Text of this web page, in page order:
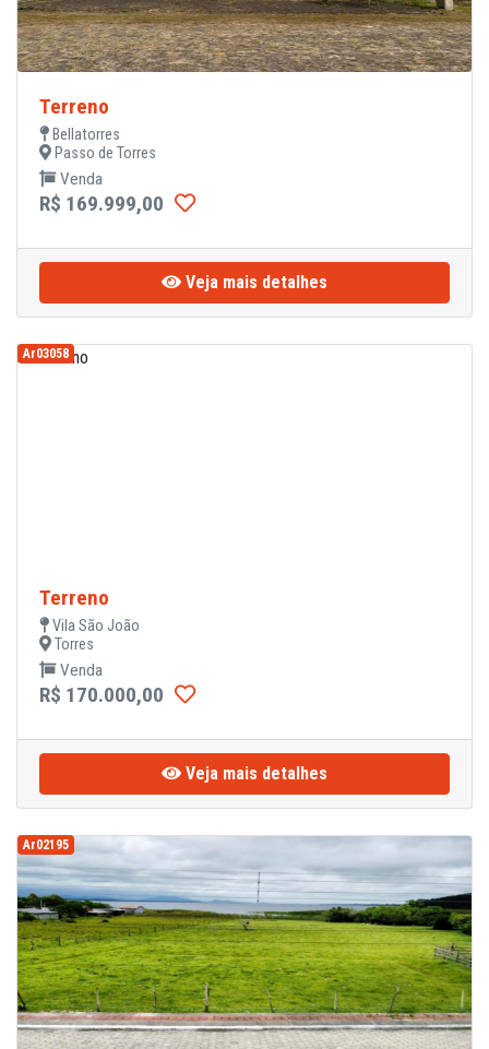
Terreno
Bellatorres
Passo de Torres
Venda
R$ 169.999,00
Veja mais detalhes
Ar03058
Terreno
Vila São João
Torres
Venda
R$ 170.000,00
Veja mais detalhes
Ar02195